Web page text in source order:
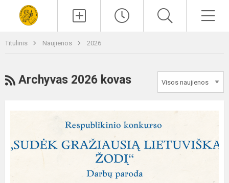
Titulinis Naujienos 2026
RSS
Archyvas 2026 kovas
LIETUVIŠKĄ
ŽODĮ